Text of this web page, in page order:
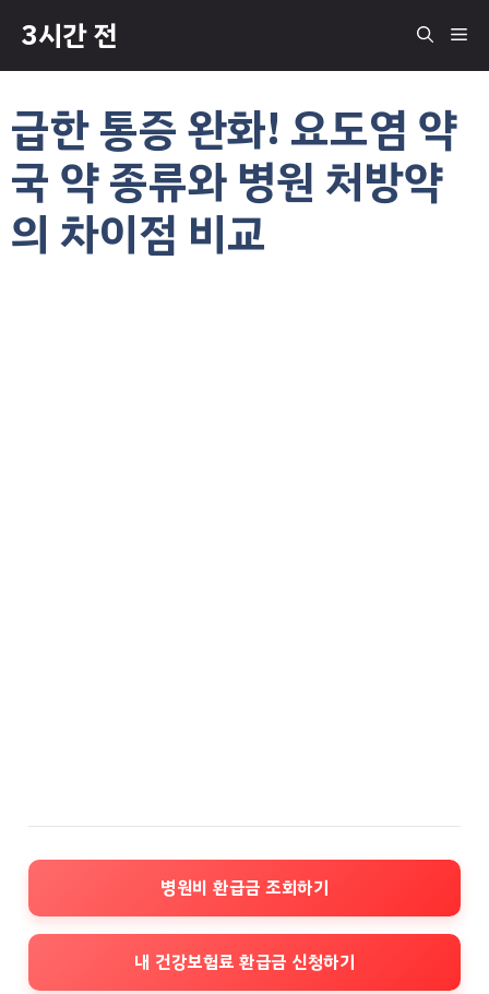
츠
건
뛰
3시간 전 메
급한 통증 완화! 요도염 약
국 약 종류와 병원 처방약
의 차이점 비교
병원비 환급금 조회하기
내 건강보험료 환급금 신청하기